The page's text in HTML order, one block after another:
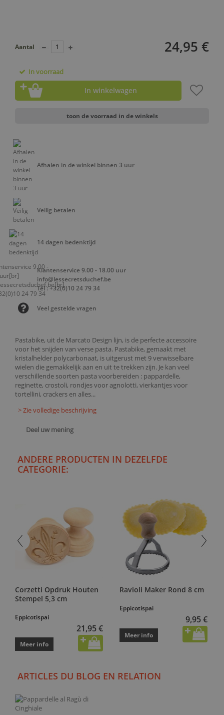
Pastabike, uit de Marcato Design lijn, is de perfecte accessoire
voor het snijden van verse pasta. Pastabike, gemaakt met
kristalhelder polycarbonaat, is uitgerust met 9 verwisselbare
wielen die gemakkelijk aan en uit te trekken zijn. Je kan veel
verschillende soorten pasta voorbereiden : pappardelle,
reginette, crostoli, rondjes voor agnolotti, vierkantjes voor
tortellini, crackers en alles...
> Zie volledige beschrijving
Deel uw mening
24,95 €
Aantal
In voorraad
In winkelwagen
toon de voorraad in de winkels
Afhalen in de winkel binnen 3 uur
Veilig betalen
14 dagen bedenktijd
Klantenservice 9.00 - 18.00 uur
info@lessecretsduchef.be
Tel : +32(0)10 24 79 34
Veel gestelde vragen
ANDERE PRODUCTEN IN DEZELFDE
CATEGORIE:
Corzetti Opdruk Houten
Stempel 5,3 cm
Eppicotispai
21,95 €
Meer info
Ravioli Maker Rond 8 cm
Eppicotispai
9,95 €
Meer info
ARTICLES DU BLOG EN RELATION